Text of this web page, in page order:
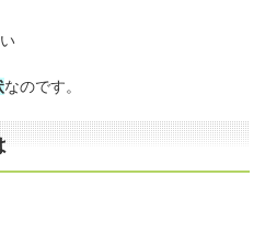
なのです。